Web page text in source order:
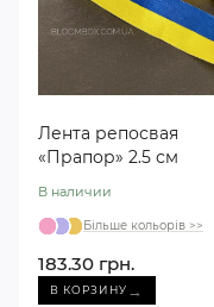
Лента репосвая
«Прапор» 2.5 см
В наличии
Більше кольорів >>
183.30 грн.
В КОРЗИНУ →